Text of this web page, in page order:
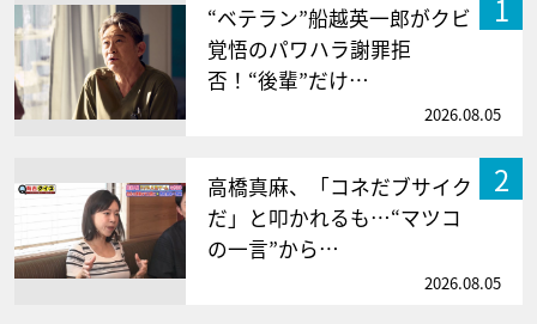
1
“ベテラン”船越英一郎がクビ
覚悟のパワハラ謝罪拒
否！“後輩”だけ…
2026.08.05
2
高橋真麻、「コネだブサイク
だ」と叩かれるも…“マツコ
の一言”から…
2026.08.05